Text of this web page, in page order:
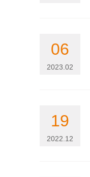
06
2023.02
19
2022.12